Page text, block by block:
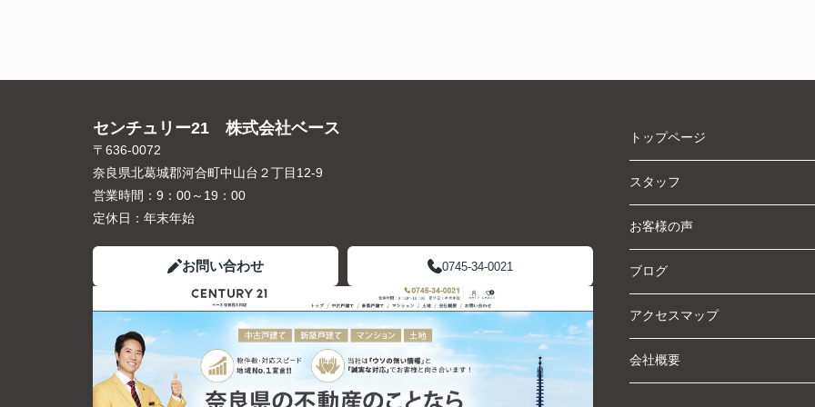
センチュリー21 株式会社ベース
〒636-0072
奈良県北葛城郡河合町中山台２丁目12-9
営業時間： 9：00～19：00
定休日： 年末年始
お問い合わせ 0745-34-0021
トップページ
スタッフ
お客様の声
ブログ
アクセスマップ
会社概要